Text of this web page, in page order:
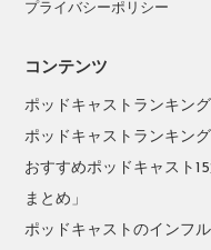
プライバシーポリシー
コンテンツ
ポッドキャストランキング
ポッドキャストランキン
おすすめポッドキャスト
まとめ」
ポッドキャストのインフ